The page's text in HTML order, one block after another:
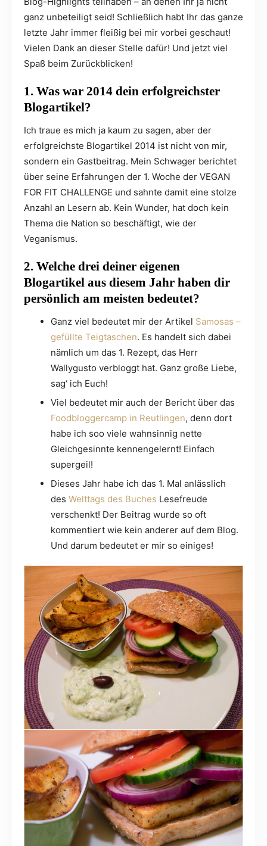
ganz unbeteiligt seid! Schließlich habt Ihr das ganze
letzte Jahr immer fleißig bei mir vorbei geschaut!
Vielen Dank an dieser Stelle dafür! Und jetzt viel
Spaß beim Zurückblicken!
1. Was war 2014 dein erfolgreichster
Blogartikel?
Ich traue es mich ja kaum zu sagen, aber der
erfolgreichste Blogartikel 2014 ist nicht von mir,
sondern ein Gastbeitrag. Mein Schwager berichtet
über seine Erfahrungen der 1. Woche der VEGAN
FOR FIT CHALLENGE und sahnte damit eine stolze
Anzahl an Lesern ab. Kein Wunder, hat doch kein
Thema die Nation so beschäftigt, wie der
Veganismus.
2. Welche drei deiner eigenen
Blogartikel aus diesem Jahr haben dir
persönlich am meisten bedeutet?
Ganz viel bedeutet mir der Artikel Samosas –
gefüllte Teigtaschen. Es handelt sich dabei
nämlich um das 1. Rezept, das Herr
Wallygusto verbloggt hat. Ganz große Liebe,
sag‘ ich Euch!
Viel bedeutet mir auch der Bericht über das
Foodbloggercamp in Reutlingen, denn dort
habe ich soo viele wahnsinnig nette
Gleichgesinnte kennengelernt! Einfach
supergeil!
Dieses Jahr habe ich das 1. Mal anlässlich
des Welttags des Buches Lesefreude
verschenkt! Der Beitrag wurde so oft
kommentiert wie kein anderer auf dem Blog.
Und darum bedeutet er mir so einiges!